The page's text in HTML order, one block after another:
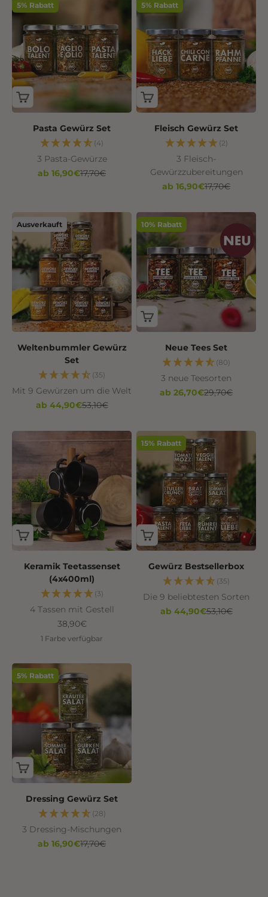
5% Rabatt
Pasta Gewürz Set
(4)
3 Pasta-Gewürze
Angebot
ab 16,90€Regulärer Preis
17,70€
5% Rabatt
Fleisch Gewürz Set
(2)
3 Fleisch-
Gewürzzubereitungen
Angebot
ab 16,90€Regulärer Preis
17,70€
Ausverkauft
Weltenbummler Gewürz
Set
(35)
Mit 9 Gewürzen um die Welt
Angebot
ab 44,90€Regulärer Preis
53,10€
10% Rabatt
Neue Tees Set
(80)
3 neue Teesorten
Angebot
ab 26,70€Regulärer Preis
29,70€
Keramik Teetassenset
(4x400ml)
(3)
4 Tassen mit Gestell
Angebot
38,90€
1 Farbe verfügbar
15% Rabatt
Gewürz Bestsellerbox
(35)
Die 9 beliebtesten Sorten
Angebot
ab 44,90€Regulärer
53,10€
5% Rabatt
Dressing Gewürz Set
(28)
3 Dressing-Mischungen
Angebot
ab 16,90€Regulärer Preis
17,70€